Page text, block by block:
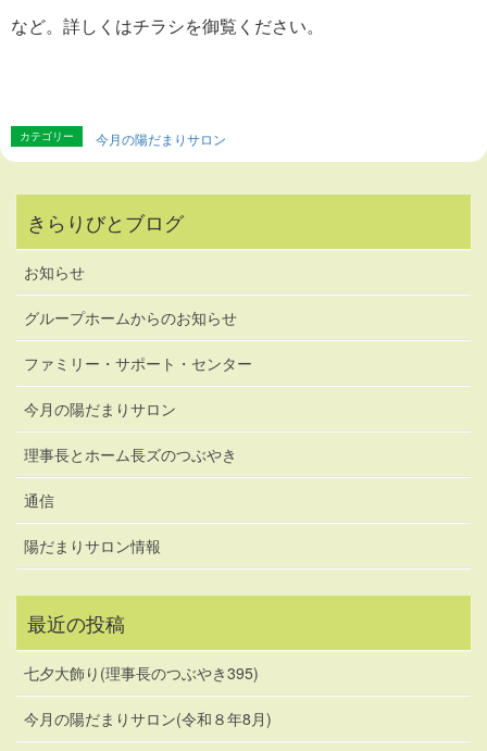
など。詳しくはチラシを御覧ください。
カテゴリー 今月の陽だまりサロン
きらりびとブログ
お知らせ
グループホームからのお知らせ
ファミリー・サポート・センター
今月の陽だまりサロン
理事長とホーム長ズのつぶやき
通信
陽だまりサロン情報
最近の投稿
七夕大飾り(理事長のつぶやき395)
今月の陽だまりサロン(令和８年8月)